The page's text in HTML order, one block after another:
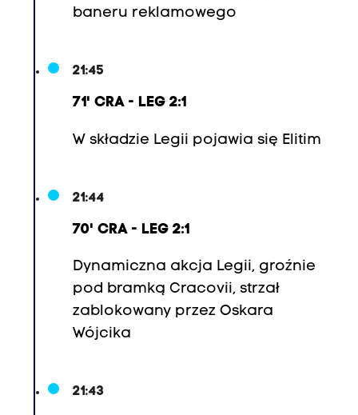
baneru reklamowego
21:45
71' CRA - LEG 2:1
W składzie Legii pojawia się Elitim
21:44
70' CRA - LEG 2:1
Dynamiczna akcja Legii, groźnie
pod bramką Cracovii, strzał
zablokowany przez Oskara
Wójcika
21:43